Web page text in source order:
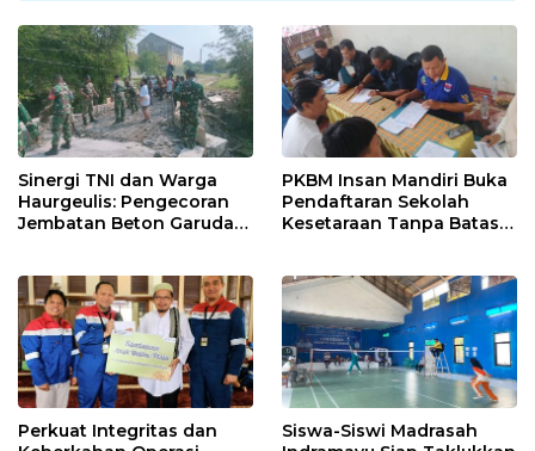
Sinergi TNI dan Warga
Haurgeulis: Pengecoran
Jembatan Beton Garuda
PKBM Insan Mandiri Buka
Pendaftaran Sekolah
Kesetaraan Tanpa Batas
Perkuat Integritas dan
Siswa-Siswi Madrasah